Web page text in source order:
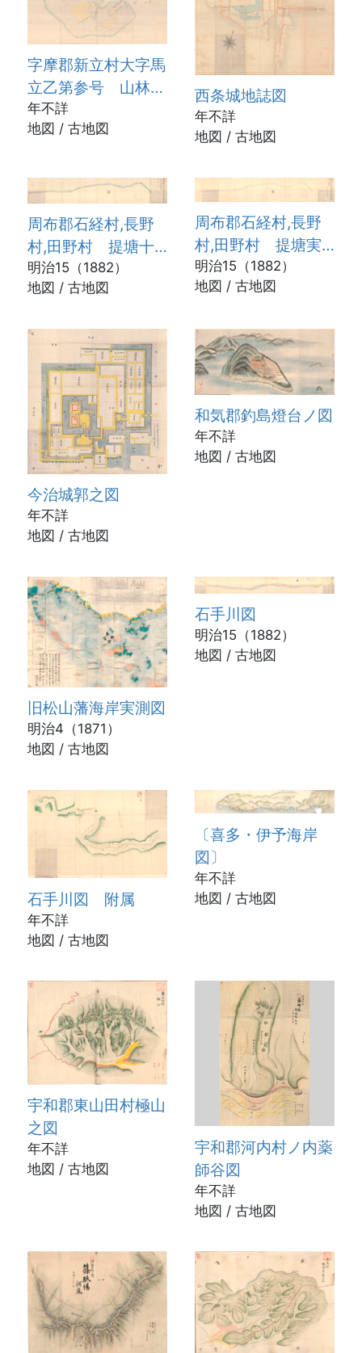
字摩郡新立村大字馬
立乙第参号 山林切
図
年不詳
地図 / 古地図
西条城地誌図
年不詳
地図 / 古地図
周布郡石経村,長野
村,田野村 提塘十
間二分縮図
明治15（1882）
地図 / 古地図
周布郡石経村,長野
村,田野村 提塘実
測図面
明治15（1882）
地図 / 古地図
今治城郭之図
年不詳
地図 / 古地図
和気郡釣島燈台ノ図
年不詳
地図 / 古地図
旧松山藩海岸実測図
明治4（1871）
地図 / 古地図
石手川図
明治15（1882）
地図 / 古地図
石手川図 附属
年不詳
地図 / 古地図
〔喜多・伊予海岸
図〕
年不詳
地図 / 古地図
宇和郡東山田村極山
之図
年不詳
地図 / 古地図
宇和郡河内村ノ内薬
師谷図
年不詳
地図 / 古地図